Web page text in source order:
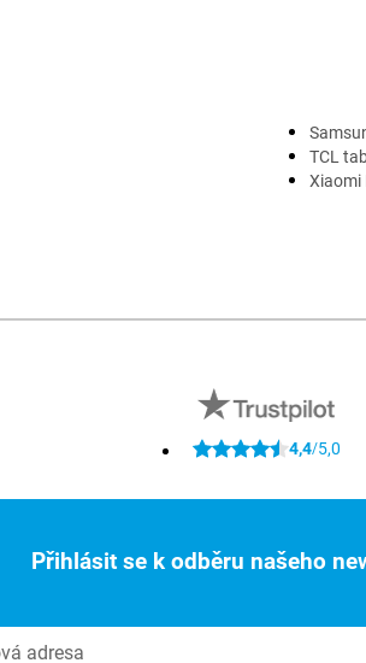
TCL
Xiaomi
4,4/5,0
Přihlásit se k odběru našeho